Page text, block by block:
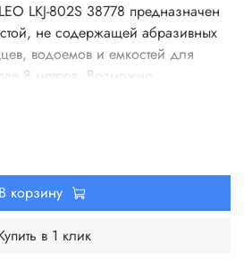
LKJ-802S 38778 предназначен
не содержащей абразивных
водоемов и емкостей для
8 метров. Возможно
для орошения садов и
304.
В корзину
в 1 клик